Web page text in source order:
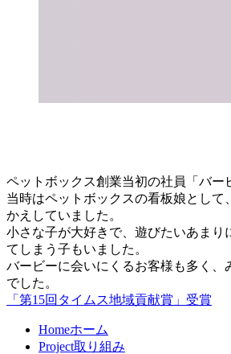
ペットボックス創業当初の社員「バー
当時はペットボックスの看板娘として
かえしていました。
小さな子が大好きで、遊びたいあまり
てしまう子もいました。
バービーに会いにくるお客様も多く、
でした。
「第15回タイムス地域貢献賞」受賞
Homeホーム
Project取り組み